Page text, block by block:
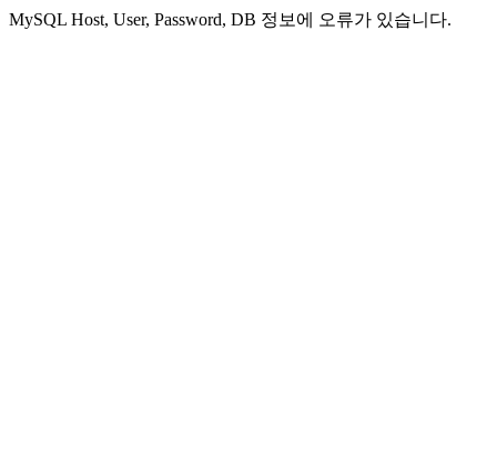
MySQL Host, User, Password, DB 정보에 오류가 있습니다.